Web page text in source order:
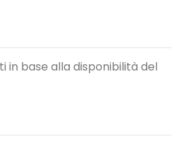
base alla disponibilità del